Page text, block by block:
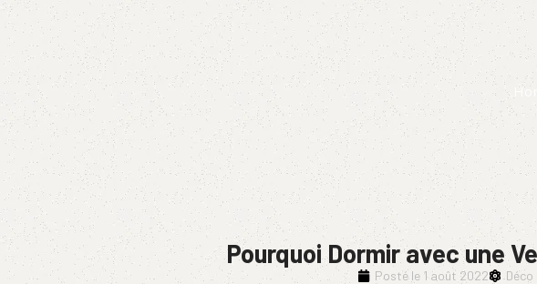
Pourquoi Dormir avec une
Posté le 1 août 2022